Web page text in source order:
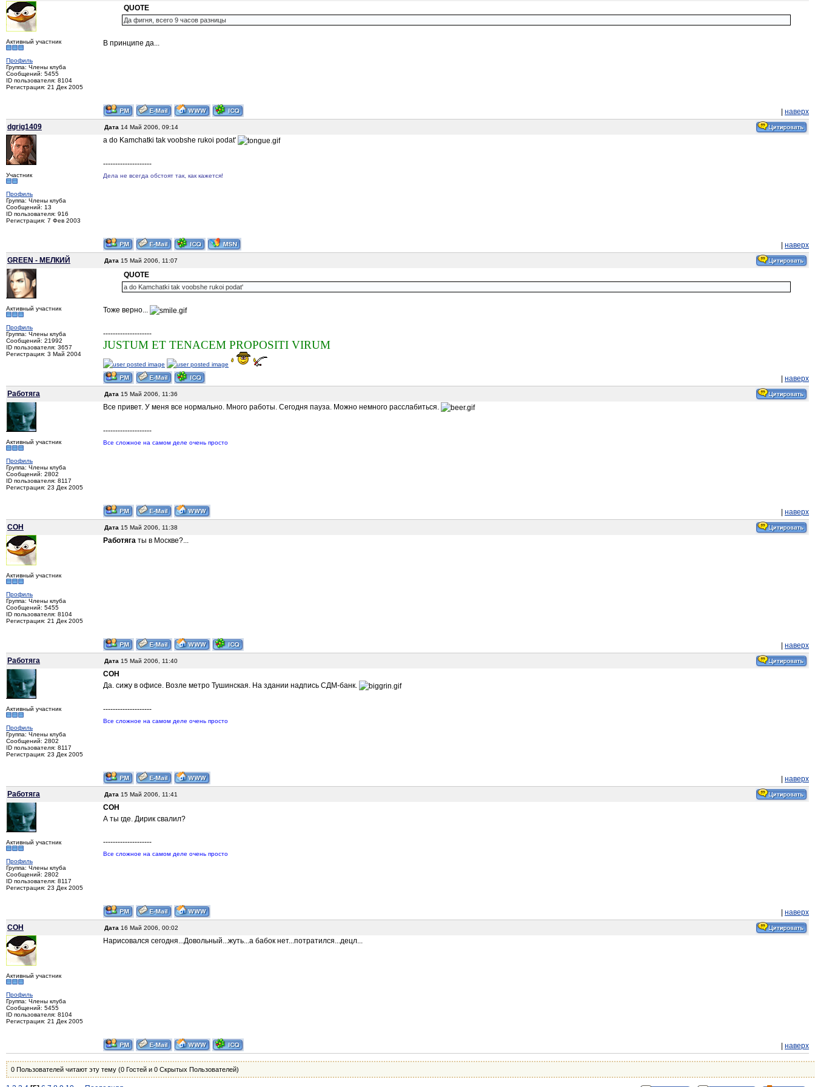
Активный участник
Профиль
Группа: Члены клуба
Сообщений: 5455
ID пользователя: 8104
Регистрация: 21 Дек 2005
QUOTE
Да фигня, всего 9 часов разницы
В принципе да...
наверх
dgrig1409
Дата 14 Май 2006, 09:14
Участник
Профиль
Группа: Члены клуба
Сообщений: 13
ID пользователя: 916
Регистрация: 7 Фев 2003
a do Kamchatki tak voobshe rukoi podat'
--------------------
Дела не всегда обстоят так, как кажется!
наверх
GREEN - МЕЛКИЙ
Дата 15 Май 2006, 11:07
Активный участник
Профиль
Группа: Члены клуба
Сообщений: 21992
ID пользователя: 3657
Регистрация: 3 Май 2004
QUOTE
a do Kamchatki tak voobshe rukoi podat'
Тоже верно...
--------------------
JUSTUM ET TENACEM PROPOSITI VIRUM
наверх
Работяга
Дата 15 Май 2006, 11:36
Активный участник
Профиль
Группа: Члены клуба
Сообщений: 2802
ID пользователя: 8117
Регистрация: 23 Дек 2005
Все привет. У меня все нормально. Много работы. Сегодня пауза. Можно немного расслабиться.
--------------------
Все сложное на самом деле очень просто
наверх
COH
Дата 15 Май 2006, 11:38
Активный участник
Профиль
Группа: Члены клуба
Сообщений: 5455
ID пользователя: 8104
Регистрация: 21 Дек 2005
Работяга ты в Москве?...
наверх
Работяга
Дата 15 Май 2006, 11:40
Активный участник
Профиль
Группа: Члены клуба
Сообщений: 2802
ID пользователя: 8117
Регистрация: 23 Дек 2005
COH
Да. сижу в офисе. Возле метро Тушинская. На здании надпись СДМ-банк.
--------------------
Все сложное на самом деле очень просто
наверх
Работяга
Дата 15 Май 2006, 11:41
Активный участник
Профиль
Группа: Члены клуба
Сообщений: 2802
ID пользователя: 8117
Регистрация: 23 Дек 2005
COH
А ты где. Дирик свалил?
--------------------
Все сложное на самом деле очень просто
наверх
COH
Дата 16 Май 2006, 00:02
Активный участник
Профиль
Группа: Члены клуба
Сообщений: 5455
ID пользователя: 8104
Регистрация: 21 Дек 2005
Нарисовался сегодня...Довольный...жуть...а бабок нет...потратился...децл...
наверх
0 Пользователей читают эту тему (0 Гостей и 0 Скрытых Пользователей)